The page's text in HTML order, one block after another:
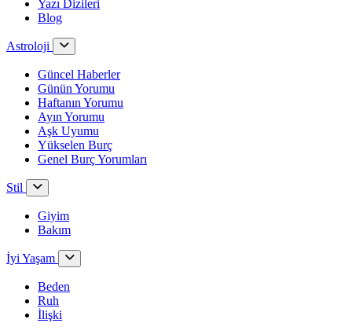
Yazı Dizileri
Blog
Astroloji
Güncel Haberler
Günün Yorumu
Haftanın Yorumu
Ayın Yorumu
Aşk Uyumu
Yükselen Burç
Genel Burç Yorumları
Stil
Giyim
Bakım
İyi Yaşam
Beden
Ruh
İlişki